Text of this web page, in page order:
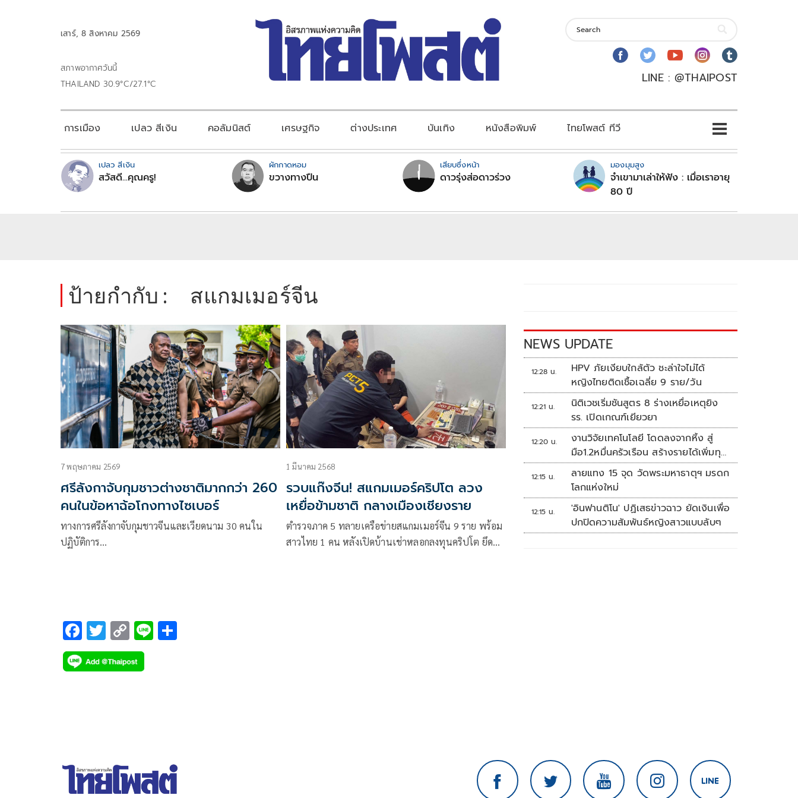
เสาร์, 8 สิงหาคม 2569
สภาพอากาศวันนี้
THAILAND 30.9°C/27.1°C
LINE : @THAIPOST
การเมือง เปลว สีเงิน คอลัมนิสต์ เศรษฐกิจ ต่างประเทศ บันเทิง หนังสือพิมพ์ ไทยโพสต์ ทีวี
เปลว สีเงิน
สวัสดี...คุณครู!
ผักกาดหอม
ขวางทางปืน
เสียบซึ่งหน้า
ดาวรุ่งส่อดาวร่วง
มองมุมสูง
จำเขามาเล่าให้ฟัง : เมื่อเราอายุ
80 ปี
ป้ายกำกับ : สแกมเมอร์จีน
7 พฤษภาคม 2569
ศรีลังกาจับกุมชาวต่างชาติมากกว่า 260
คนในข้อหาฉ้อโกงทางไซเบอร์
ทางการศรีลังกาจับกุมชาวจีนและเวียดนาม 30 คนใน
ปฏิบัติการ…
1 มีนาคม 2568
รวบแก๊งจีน! สแกมเมอร์คริปโต ลวง
เหยื่อข้ามชาติ กลางเมืองเชียงราย
ตำรวจภาค 5 ทลายเครือข่ายสแกมเมอร์จีน 9 ราย พร้อม
สาวไทย 1 คน หลังเปิดบ้านเช่าหลอกลงทุนคริปโต ยึด
F
ac
e
T
wi
tt
C
o
p
Li
NEWS UPDATE
12:28 น.
HPV ภัยเงียบใกล้ตัว ชะล่าใจไม่ได้
หญิงไทยติดเชื้อเฉลี่ย 9 ราย/วัน
12:21 น.
นิติเวชเริ่มชันสูตร 8 ร่างเหยื่อเหตุยิง
รร. เปิดเกณฑ์เยียวยา
12:20 น.
งานวิจัยเทคโนโลยี โดดลงจากหิ้ง สู่
มือ1.2หมื่นครัวเรือน สร้างรายได้เพิ่มทุก
เดือน
12:15 น.
ลายแทง 15 จุด วัดพระมหาธาตุฯ มรดก
โลกแห่งใหม่
12:15 น.
'อินฟานติโน' ปฏิเสธข่าวฉาว ยัดเงินเพื่อ
ปกปิดความสัมพันธ์หญิงสาวแบบลับๆ